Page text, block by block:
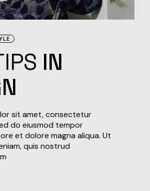
IN
sit amet, consectetur
do eiusmod tempor
et dolore magna aliqua. Ut
quis nostrud